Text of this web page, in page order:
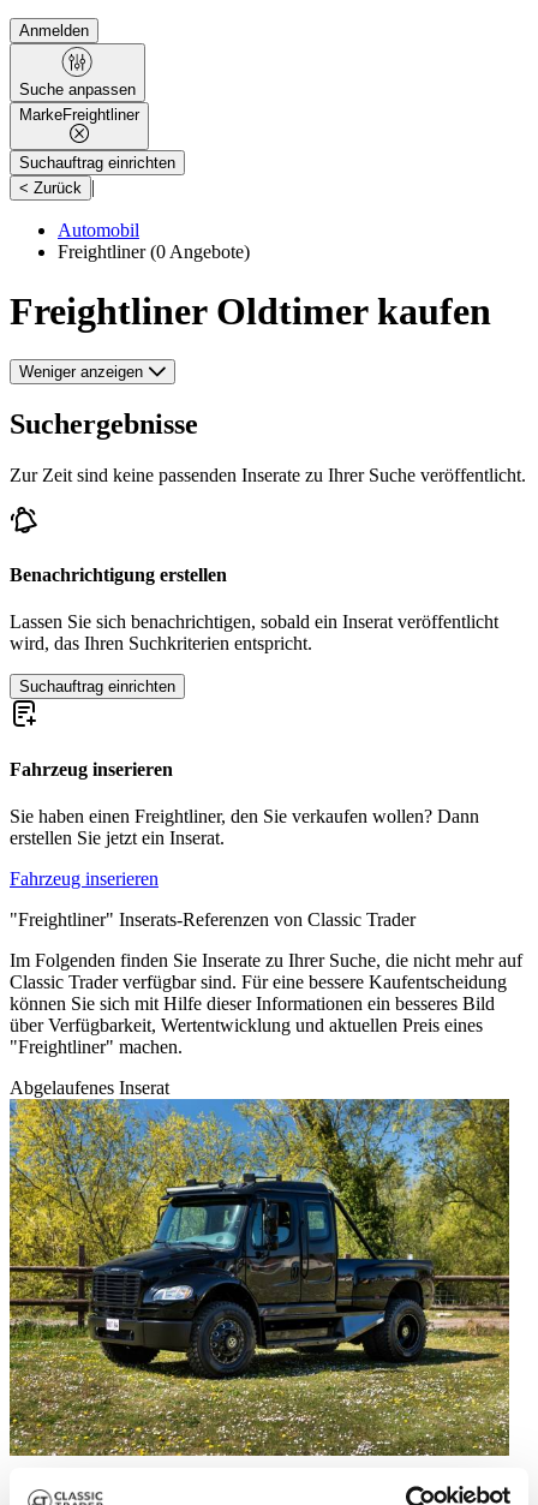
Anmelden
Suche anpassen
MarkeFreightliner
Suchauftrag einrichten
< Zurück |
Automobil
Freightliner(0 Angebote)
Freightliner Oldtimer kaufen
Weniger anzeigen
Suchergebnisse
Zur Zeit sind keine passenden Inserate zu Ihrer Suche veröffentlicht.
Benachrichtigung erstellen
Lassen Sie sich benachrichtigen, sobald ein Inserat veröffentlicht
wird, das Ihren Suchkriterien entspricht.
Suchauftrag einrichten
Fahrzeug inserieren
Sie haben einen Freightliner, den Sie verkaufen wollen? Dann
erstellen Sie jetzt ein Inserat.
Fahrzeug inserieren
"Freightliner" Inserats-Referenzen von Classic Trader
Im Folgenden finden Sie Inserate zu Ihrer Suche, die nicht mehr auf
Classic Trader verfügbar sind. Für eine bessere Kaufentscheidung
können Sie sich mit Hilfe dieser Informationen ein besseres Bild
über Verfügbarkeit, Wertentwicklung und aktuellen Preis eines
"Freightliner" machen.
Abgelaufenes Inserat
2007 | Freightliner M2 Custom